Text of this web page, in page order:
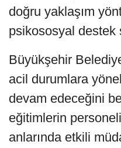
doğru yaklaşım
psikososyal destek
Büyükşehir
acil durumlara
devam edeceğini
eğitimlerin
anlarında etkili